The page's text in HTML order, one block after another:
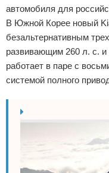
автомобиля для
В Южной Корее новый
безальтернативным
развивающим 260 л. с.
работает в паре с
системой полного